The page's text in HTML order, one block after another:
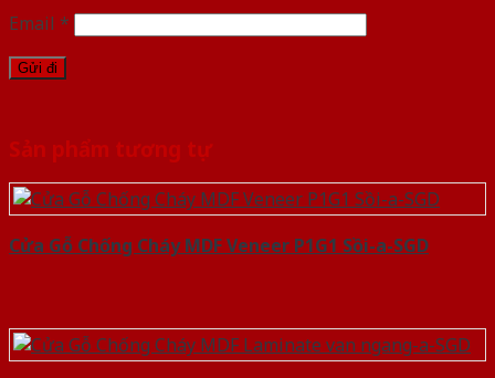
Email *
Sản phẩm tương tự
Cửa Gỗ Chống Cháy MDF Veneer P1G1 Sồi-a-SGD